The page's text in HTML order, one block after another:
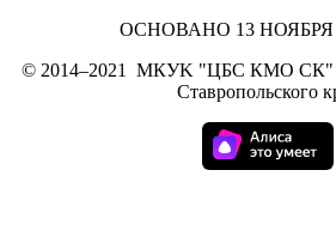
ОСНОВАНО 13 НОЯБРЯ
© 2014–2021
МКУK "ЦБС КМО СК"
Ставропольского